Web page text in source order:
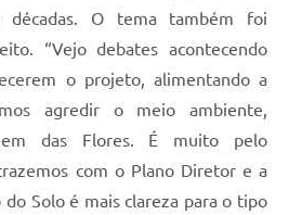
décadas. O tema também foi
“Vejo debates acontecendo
o projeto, alimentando a
agredir o meio ambiente,
das Flores. É muito pelo
com o Plano Diretor e a
do Solo é mais clareza para o tipo